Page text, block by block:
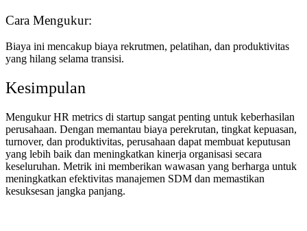
Cara Mengukur:
Biaya ini mencakup biaya rekrutmen, pelatihan, dan produktivitas
yang hilang selama transisi.
Kesimpulan
Mengukur HR metrics di startup sangat penting untuk keberhasilan
perusahaan. Dengan memantau biaya perekrutan, tingkat kepuasan,
turnover, dan produktivitas, perusahaan dapat membuat keputusan
yang lebih baik dan meningkatkan kinerja organisasi secara
keseluruhan. Metrik ini memberikan wawasan yang berharga untuk
meningkatkan efektivitas manajemen SDM dan memastikan
kesuksesan jangka panjang.